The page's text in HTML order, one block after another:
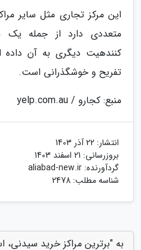
این مرکز تجاری مثل سایر
متعددی دارد از جمله
کنندهیت دیگری به آن
تفریح و خوشگذرانی است.
منبع: کجارو / yelp.com.au
انتشار: 22 آذر 1403
بروزرسانی: 21 اسفند 1403
گردآورنده: aliabad-new.ir
شناسه مطلب: 2478
به "برترین مراکز خرید سیدنی،